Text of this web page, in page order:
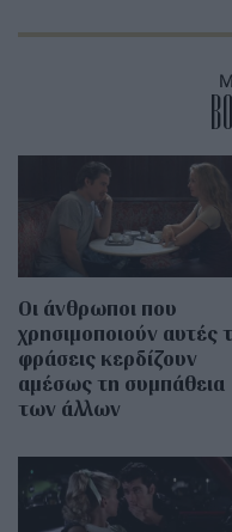
Οι άνθρωποι που
χρησιμοποιούν αυτές
φράσεις κερδίζουν
αμέσως τη συμπάθεια
των άλλων